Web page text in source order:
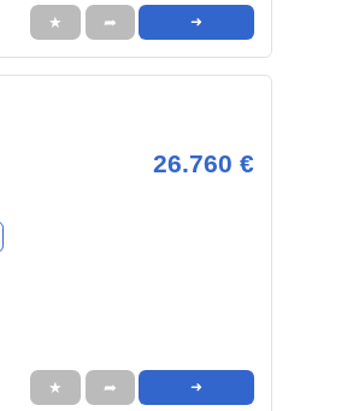
★ ➦ ➜
26.760 €
★ ➦ ➜